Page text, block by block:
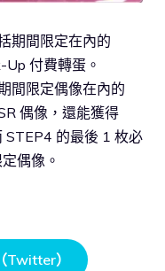
期間限定在內的
付費轉蛋。
間限定偶像在內的
偶像，還能獲得
STEP4 的最後 1 枚必
偶像。
Twitter）